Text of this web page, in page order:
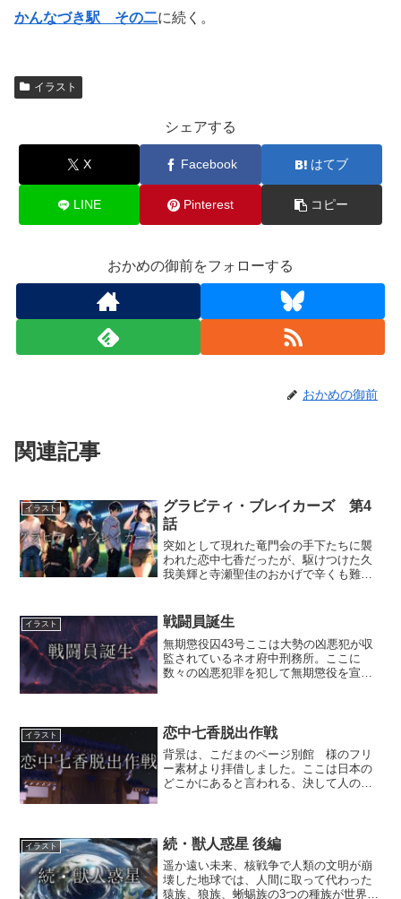
かんなづき駅 その二に続く。
イラスト
シェアする
X Facebook はてブ
LINE Pinterest コピー
おかめの御前をフォローする
おかめの御前
関連記事
イラスト
グラビティ・ブレイカーズ 第4
話
突如として現れた竜門会の手下たちに襲
われた恋中七香だったが、駆けつけた久
我美輝と寺瀬聖佳のおかげで辛くも難を
鉄嶺 横浜港に並ぶコンテナ群を抜け、
冷たい潮風を受け...
イラスト 戦闘員誕生
無期懲役囚43号ここは大勢の凶悪犯が収
監されているネオ府中刑務所。ここに
数々の凶悪犯罪を犯して無期懲役を宣告
に叩き起こしやがって...
イラスト 恋中七香脱出作戦
背景は、こだまのページ別館 様のフリ
ー素材より拝借しました。ここは日本の
どこかにあると言われる、決して人の踏
代の黒塗りの大坂城に酷似...
イラスト 続・獣人惑星 後編
遥か遠い未来、核戦争で人類の文明が崩
壊した地球では、人間に取って代わった
猿族、狼族、蜥蜴族の3つの種族が世界の